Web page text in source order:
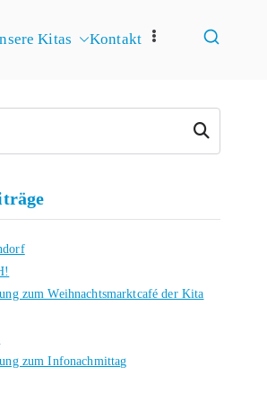
Kitas Kontakt
Suchen
zum Weihnachtsmarktcafé der Kita
zum Infonachmittag